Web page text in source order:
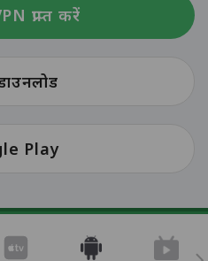
प्राप्त करें
Play